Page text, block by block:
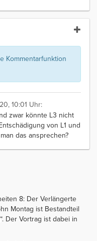
Kommentarfunktion
10:01 Uhr:
zwar könnte L3 nicht
von L1 und
das ansprechen?
8: Der Verlängerte
Montag ist Bestandteil
Der Vortrag ist dabei in